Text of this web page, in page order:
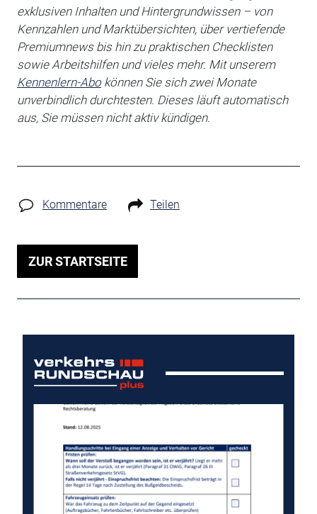
exklusiven Inhalten und Hintergrundwissen – von
Kennzahlen und Marktübersichten, über vertiefende
Premiumnews bis hin zu praktischen Checklisten
sowie Arbeitshilfenund vieles mehr. Mit unserem
Kennenlern-Abokönnen Sie sich zwei Monate
unverbindlich durchtesten. Dieses läuft automatisch
aus, Sie müssen nicht aktiv kündigen.
Kommentare Teilen
ZUR STARTSEITE